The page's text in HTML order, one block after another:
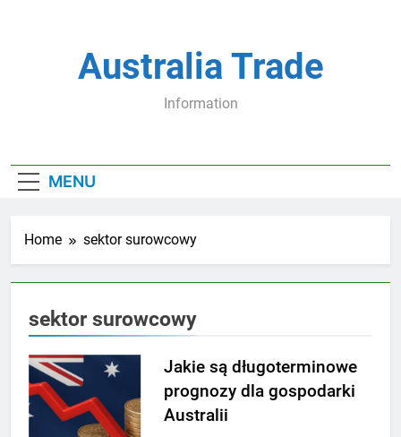
Australia Trade
Information
MENU
Home sektor surowcowy
sektor surowcowy
Jakie są długoterminowe
prognozy dla gospodarki
Australii